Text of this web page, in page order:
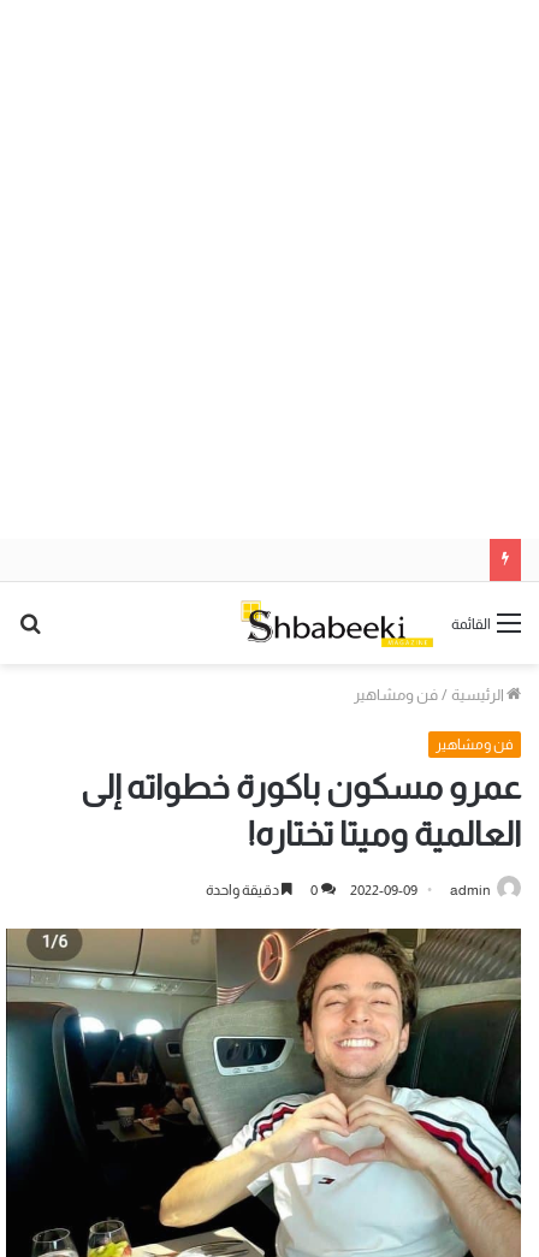
القائمة
الرئيسية / فن ومشاهير
فن ومشاهير
عمرو مسكون باكورة خطواته إلى
العالمية وميتا تختاره!
admin
2022-09-09
0 دقيقة واحدة